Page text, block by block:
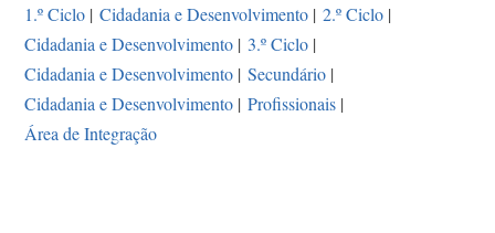
1.º Ciclo | Cidadania e Desenvolvimento | 2.º Ciclo |
Cidadania e Desenvolvimento | 3.º Ciclo |
Cidadania e Desenvolvimento | Secundário |
Cidadania e Desenvolvimento | Profissionais |
Área de Integração